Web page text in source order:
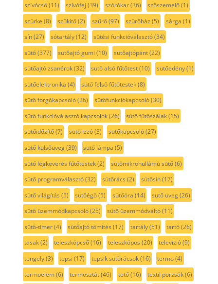
szívócső(11) szívófej (39) szórókar(36) szöszemelő(1)
szürke (8) szűkítő(2) szűrő(97) szűrőház (5) sárga (1)
sín(27) sótartály(12) sütési funkcióválasztó(34)
sütő(377) sütőajtó gumi (10) sütőajtópánt(22)
sütőajtó zsanérok(32) sütő alsó fűtőtest(10) sütőedény(1)
sütőelektronika (4) sütő felső fűtőtestek(8)
sütő forgókapcsoló(26) sütőfunkciókapcsoló(30)
sütő funkcióválasztó kapcsolók(26) sütő fűtőszálak(15)
sütőidőzítő(7) sütő izzó(3) sütőkapcsoló(27)
sütő külsőüveg(39) sütő lámpa (5)
sütő légkeverés fűtőtestek(2) sütőmikrohullámú sütő(6)
sütő programválasztó(32) sütőrács (2) sütősín(17)
sütő világítás (5) sütőégő(5) sütőóra (14) sütő üveg(26)
sütő üzemmódkapcsoló(25) sütő üzemmódváltó(11)
sűtő-timer(4) sűtőajtó tömítés (17) tartály(51) tartó(26)
tasak(2) teleszkópcső(16) teleszkópos (20) televízió(9)
tengely(3) tepsi (17) tepsik sütőrácsok(16) termo(4)
termoelem(6) termosztát(46) tető(16) textil porzsák(6)